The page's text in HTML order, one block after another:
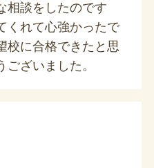
相談をしたのです
くれて心強かったで
校に合格できたと思
ざいました。